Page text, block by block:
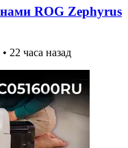
ROG Zephyrus
• 22 часа назад